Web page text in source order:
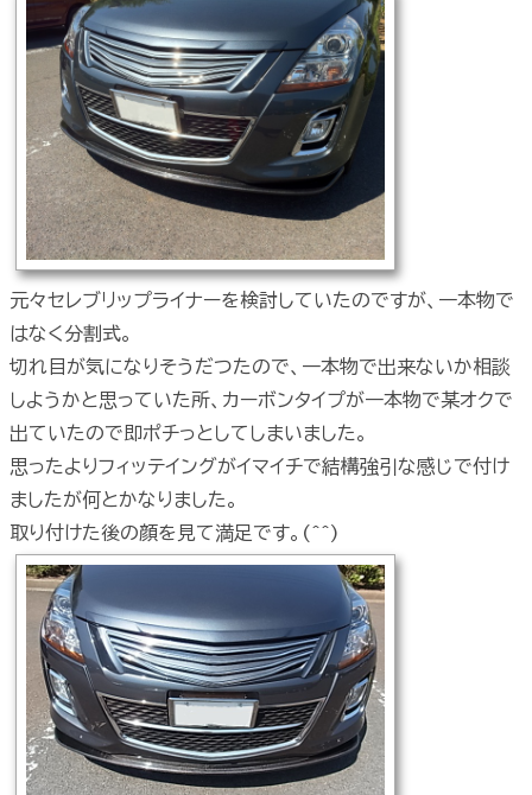
元々セレブリップライナーを検討していたのですが、一本物で
はなく分割式。
切れ目が気になりそうだつたので、一本物で出来ないか相談
しようかと思っていた所、カーボンタイプが一本物で某オクで
出ていたので即ポチっとしてしまいました。
思ったよりフィッテイングがイマイチで結構強引な感じで付け
ましたが何とかなりました。
取り付けた後の顔を見て満足です。(^^)